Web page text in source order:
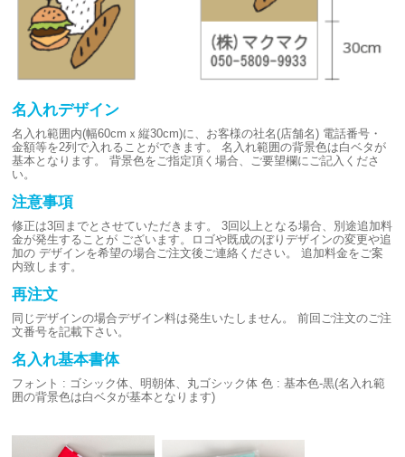
名入れデザイン
名入れ範囲内(幅60cmｘ縦30cm)に、お客様の社名(店舗名) 電話番号・
金額等を2列で入れることができます。
名入れ範囲の背景色は白ベタが
基本となります。
背景色をご指定頂く場合、ご要望欄にご記入くださ
い。
注意事項
修正は3回までとさせていただきます。
3回以上となる場合、別途追加料
金が発生することが ございます。ロゴや既成のぼりデザインの変更や追
加の デザインを希望の場合ご注文後ご連絡ください。
追加料金をご案
内致します。
再注文
同じデザインの場合デザイン料は発生いたしません。
前回ご注文のご注
文番号を記載下さい。
名入れ基本書体
フォント : ゴシック体、明朝体、丸ゴシック体 色 : 基本色-黒(名入れ範
囲の背景色は白ベタが基本となります)